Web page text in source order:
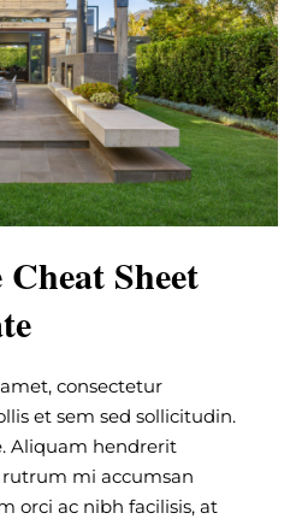
Sheet
consectetur
et sem sed sollicitudin.
Aliquam hendrerit
mi accumsan
orci ac nibh facilisis, at